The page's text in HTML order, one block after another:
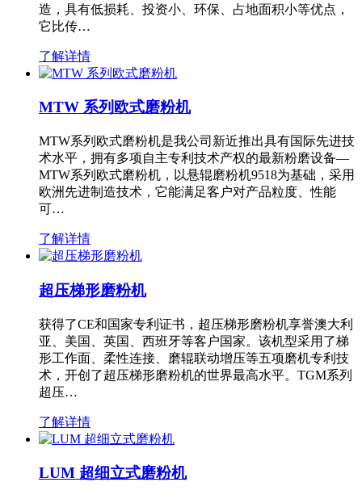
造，具有低损耗、投资小、环保、占地面积小等优点，
它比传…
了解详情
MTW 系列欧式磨粉机
MTW系列欧式磨粉机是我公司新近推出具有国际先进技
术水平，拥有多项自主专利技术产权的最新粉磨设备—
MTW系列欧式磨粉机，以悬辊磨粉机9518为基础，采用
欧洲先进制造技术，它能满足客户对产品粒度、性能
可…
了解详情
超压梯形磨粉机
获得了CE和国家专利证书，超压梯形磨粉机享誉澳大利
亚、美国、英国、西班牙等客户国家。该机型采用了梯
形工作面、柔性连接、磨辊联动增压等五项磨机专利技
术，开创了超压梯形磨粉机的世界最高水平。TGM系列
超压…
了解详情
LUM 超细立式磨粉机